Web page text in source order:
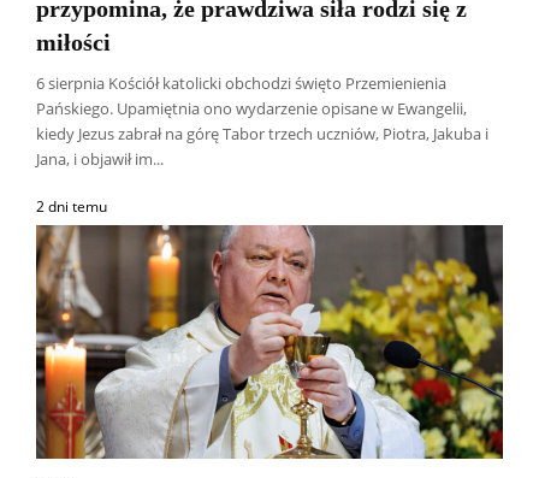
przypomina, że prawdziwa siła rodzi się z
miłości
6 sierpnia Kościół katolicki obchodzi święto Przemienienia
Pańskiego. Upamiętnia ono wydarzenie opisane w Ewangelii,
kiedy Jezus zabrał na górę Tabor trzech uczniów, Piotra, Jakuba i
Jana, i objawił im...
2 dni temu